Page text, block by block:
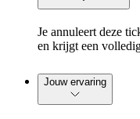
Je annuleert deze
en krijgt een
Jouw ervaring